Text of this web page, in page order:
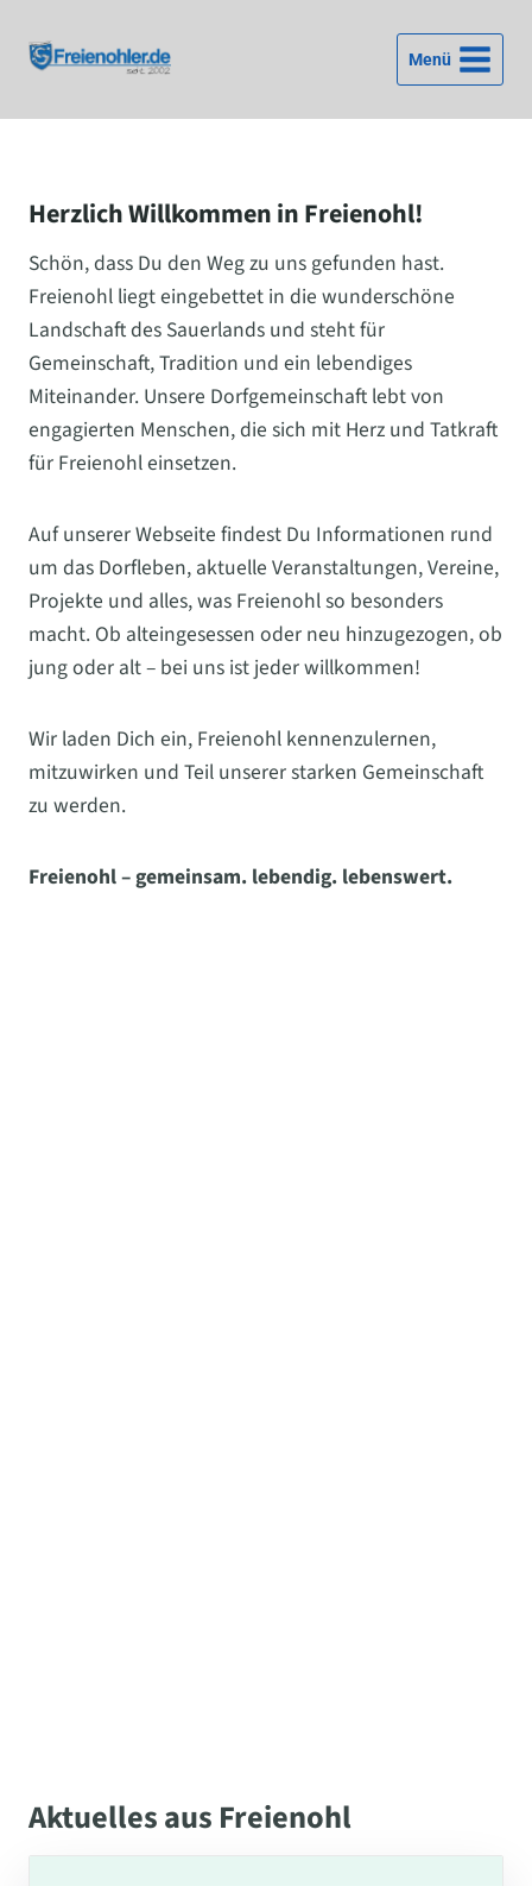
Inhalt
springen
Menü
Herzlich Willkommen in Freienohl!
Schön, dass Du den Weg zu uns gefunden hast.
Freienohl liegt eingebettet in die wunderschöne
Landschaft des Sauerlands und steht für
Gemeinschaft, Tradition und ein lebendiges
Miteinander. Unsere Dorfgemeinschaft lebt von
engagierten Menschen, die sich mit Herz und Tatkraft
für Freienohl einsetzen.
Auf unserer Webseite findest Du Informationen rund
um das Dorfleben, aktuelle Veranstaltungen, Vereine,
Projekte und alles, was Freienohl so besonders
macht. Ob alteingesessen oder neu hinzugezogen, ob
jung oder alt – bei uns ist jeder willkommen!
Wir laden Dich ein, Freienohl kennenzulernen,
mitzuwirken und Teil unserer starken Gemeinschaft
zu werden.
Freienohl – gemeinsam. lebendig. lebenswert.
Aktuelles aus Freienohl